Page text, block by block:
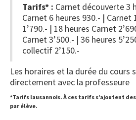
Tarifs* : Carnet découverte 3
Carnet 6 heures 930.- | Carnet
1’790.- | 18 heures Carnet
Carnet 3’500.- | 36 heures
collectif 2’150.-
Les horaires et la durée du cours
directement avec la professeure
*Tarifs lausannois. À ces tarifs s’ajoutent
par élève.